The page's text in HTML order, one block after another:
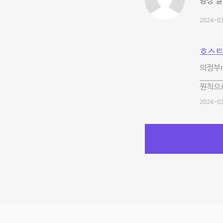
2024-
호스
의정부
원칙으
2024-